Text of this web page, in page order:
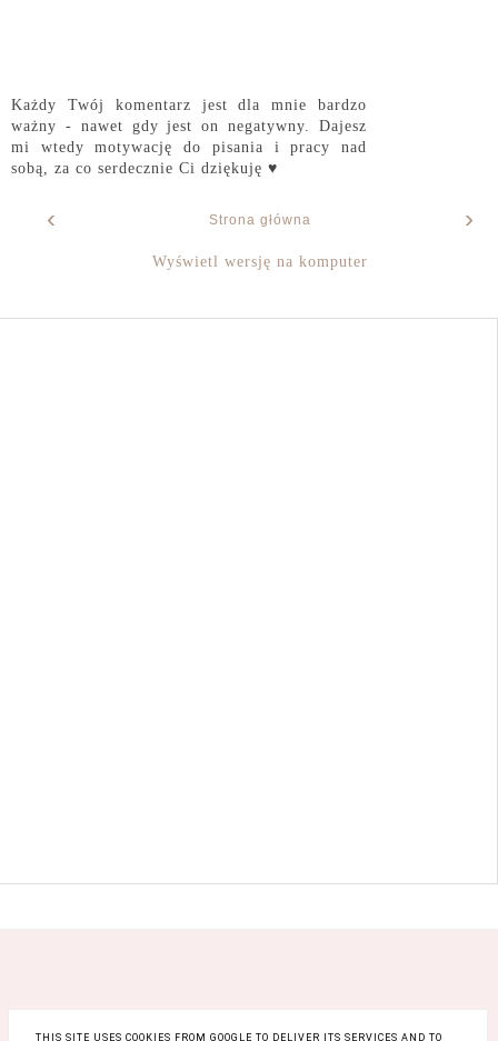
Każdy Twój komentarz jest dla mnie bardzo
ważny - nawet gdy jest on negatywny. Dajesz
mi wtedy motywację do pisania i pracy nad
sobą, za co serdecznie Ci dziękuję ♥
‹ ›
Strona główna
Wyświetl wersję na komputer
THIS SITE USES COOKIES FROM GOOGLE TO DELIVER ITS SERVICES AND TO